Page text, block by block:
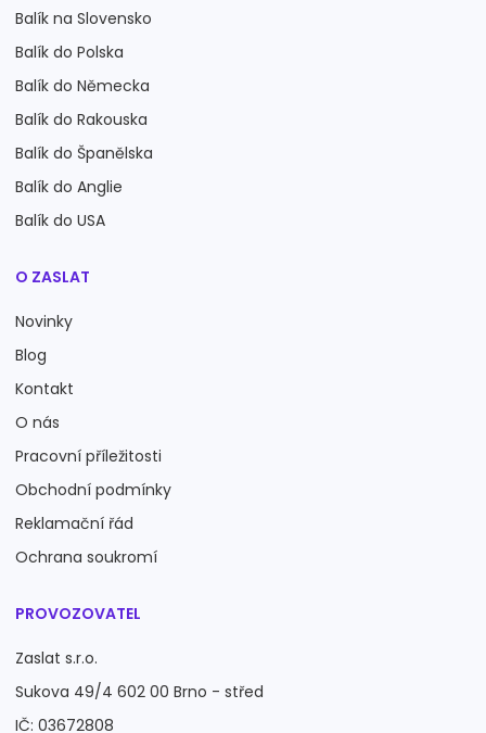
Balík na Slovensko
Balík do Polska
Balík do Německa
Balík do Rakouska
Balík do Španělska
Balík do Anglie
Balík do USA
O ZASLAT
Novinky
Blog
Kontakt
O nás
Pracovní příležitosti
Obchodní podmínky
Reklamační řád
Ochrana soukromí
PROVOZOVATEL
Zaslat s.r.o.
Sukova 49/4 602 00 Brno - střed
IČ: 03672808